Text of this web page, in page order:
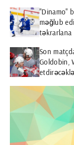
"Dinamo"
məğlub
təkrarlana
Son
Goldobin,